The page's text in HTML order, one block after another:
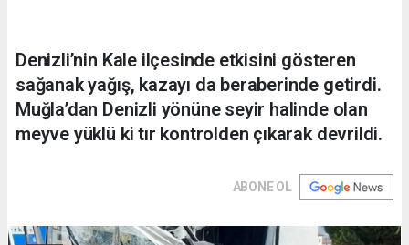
Denizli’nin Kale ilçesinde etkisini gösteren
sağanak yağış, kazayı da beraberinde getirdi.
Muğla’dan Denizli yönüne seyir halinde olan
meyve yüklü ki tır kontrolden çıkarak devrildi.
ABONE OL